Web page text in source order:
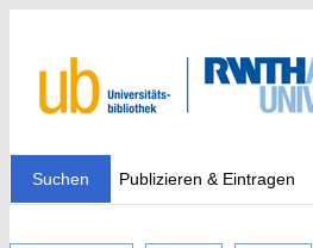
Suchen Publizieren & Eintragen